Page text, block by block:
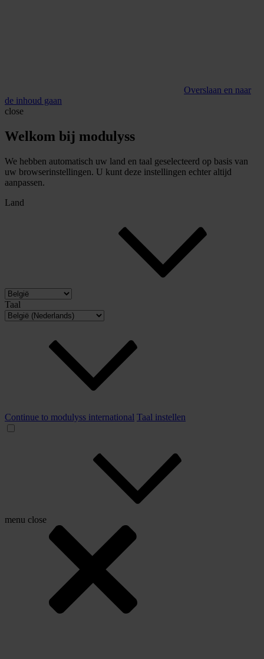
Overslaan en naar
de inhoud gaan
close
Welkom bij modulyss
We hebben automatisch uw land en taal geselecteerd op basis van
uw browserinstellingen. U kunt deze instellingen echter altijd
aanpassen.
Land
Taal
Continue to modulyss international Taal instellen
menu close